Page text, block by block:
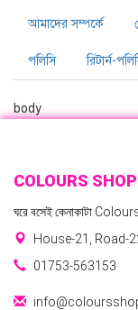
আমাদের সম্পর্কে
পলিসি রিটার্ন-
body
COLOURS
ঘরে বসেই কেনাকাটা
House-21, Road-
01753-563153